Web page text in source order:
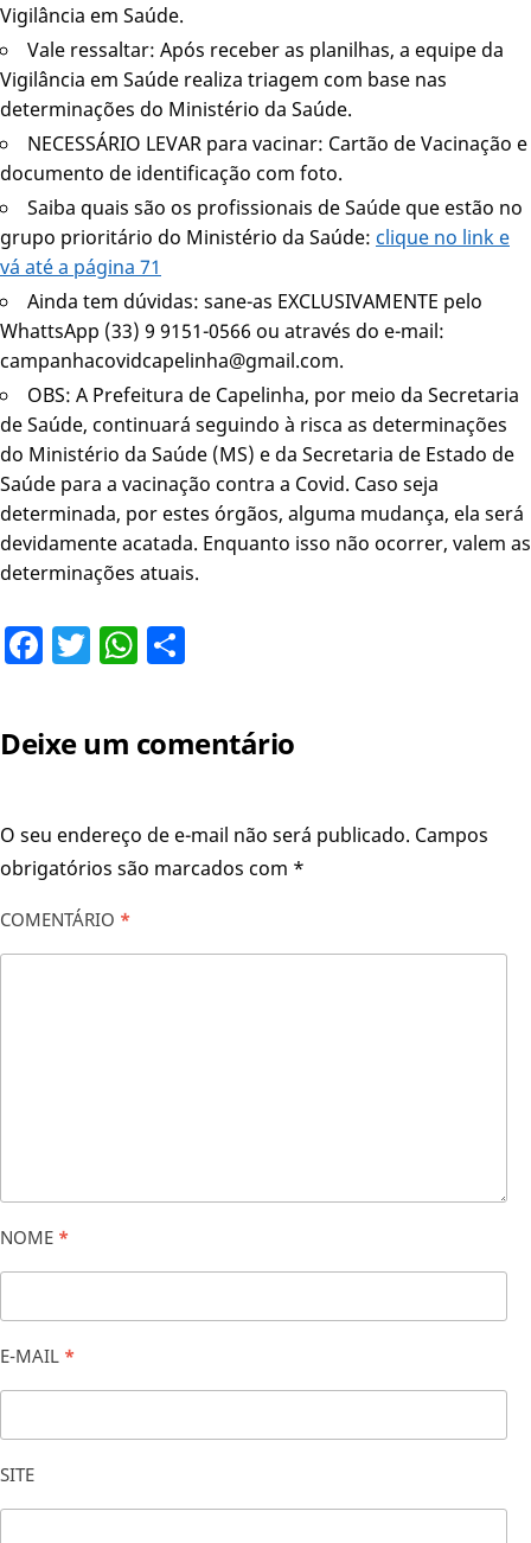
Vigilância em Saúde.
Vale ressaltar: Após receber as planilhas, a equipe da
Vigilância em Saúde realiza triagem com base nas
determinações do Ministério da Saúde.
NECESSÁRIO LEVAR para vacinar: Cartão de Vacinação e
documento de identificação com foto.
Saiba quais são os profissionais de Saúde que estão no
grupo prioritário do Ministério da Saúde: clique no link e
vá até a página 71
Ainda tem dúvidas: sane-as EXCLUSIVAMENTE pelo
WhattsApp (33) 9 9151-0566 ou através do e-mail:
campanhacovidcapelinha@gmail.com.
OBS: A Prefeitura de Capelinha, por meio da Secretaria
de Saúde, continuará seguindo à risca as determinações
do Ministério da Saúde (MS) e da Secretaria de Estado de
Saúde para a vacinação contra a Covid. Caso seja
determinada, por estes órgãos, alguma mudança, ela será
devidamente acatada. Enquanto isso não ocorrer, valem as
determinações atuais.
Facebook
TwitterWhatsApp
Deixe um comentário
O seu endereço de e-mail não será publicado. Campos
obrigatórios são marcados com *
COMENTÁRIO *
NOME *
E-MAIL *
SITE